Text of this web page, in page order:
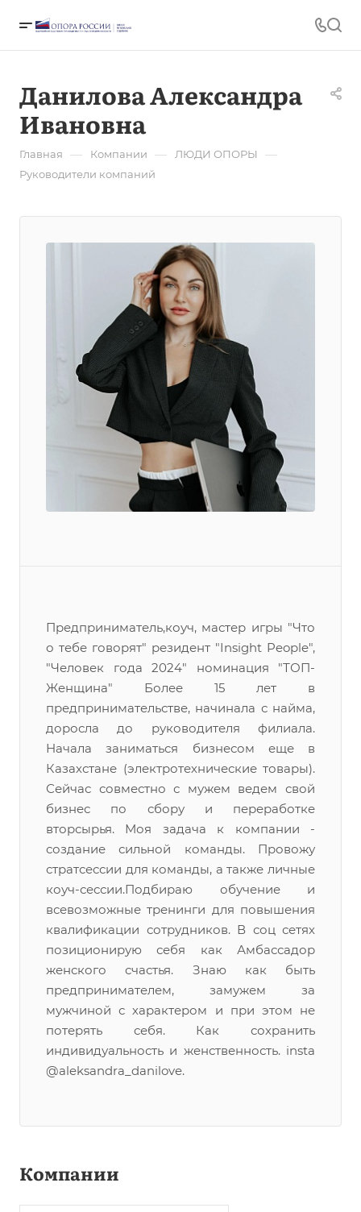
Данилова Александра
Ивановна
Главная — Компании — ЛЮДИ ОПОРЫ —
Руководители компаний
Предприниматель,коуч, мастер игры "Что
о тебе говорят" резидент "Insight People",
"Человек года 2024" номинация "ТОП-
Женщина" Более 15 лет в
предпринимательстве, начинала с найма,
доросла до руководителя филиала.
Начала заниматься бизнесом еще в
Казахстане (электротехнические товары).
Сейчас совместно с мужем ведем свой
бизнес по сбору и переработке
вторсырья. Моя задача к компании -
создание сильной команды. Провожу
стратсессии для команды, а также личные
коуч-сессии.Подбираю обучение и
всевозможные тренинги для повышения
квалификации сотрудников. В соц сетях
позиционирую себя как Амбассадор
женского счастья. Знаю как быть
предпринимателем, замужем за
мужчиной с характером и при этом не
потерять себя. Как сохранить
индивидуальность и женственность. insta
@aleksandra_danilove.
Компании